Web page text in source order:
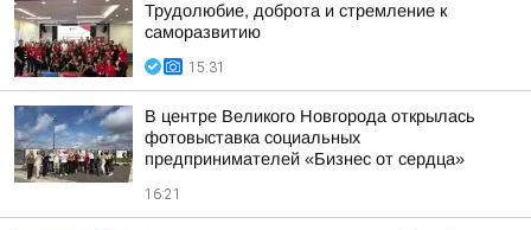
Трудолюбие, доброта и стремление к
саморазвитию
15:31
В центре Великого Новгорода открылась
фотовыставка социальных
предпринимателей «Бизнес от сердца»
16:21